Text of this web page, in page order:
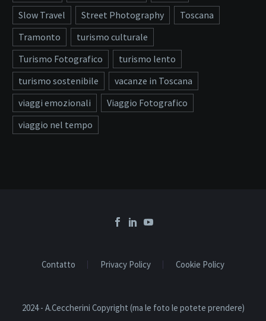
Slow Travel
Street Photography
Toscana
Tramonto
turismo culturale
Turismo Fotografico
turismo lento
turismo sostenibile
vacanze in Toscana
viaggi emozionali
Viaggio Fotografico
viaggio nel tempo
Contatto Privacy Policy Cookie Policy
2024 - A.Ceccherini Copyright (ma le foto le potete prendere)